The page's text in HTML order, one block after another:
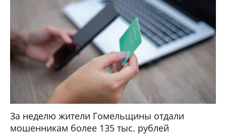
За неделю жители Гомельщины отдали
мошенникам более 135 тыс. рублей